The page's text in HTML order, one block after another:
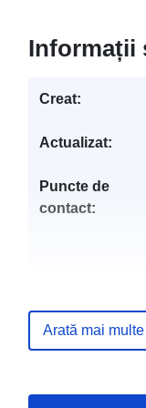
Informații
Creat:
Actualizat:
Puncte de
contact:
Registru
Arată mai multe